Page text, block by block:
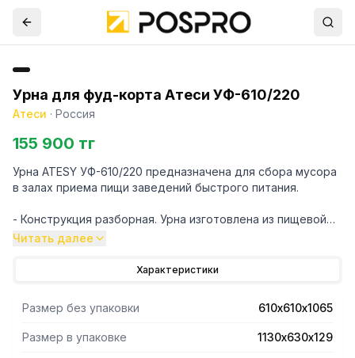
Урна для фуд-корта Атеси УФ-610/220
Атеси · Россия
155 900 тг
Урна ATESY УФ-610/220 предназначена для сбора мусора
в залах приема пищи заведений быстрого питания.
- Конструкция разборная. Урна изготовлена из пищевой
нержавеющей стали AISI430.
Снизу расположена дверца, обеспечивающая доступ к
емкости для сбора мусора (приобретается отдельно).
Читать далее
Характеристики
Размер без упаковки 610х610х1065
Размер в упаковке 1130х630х129